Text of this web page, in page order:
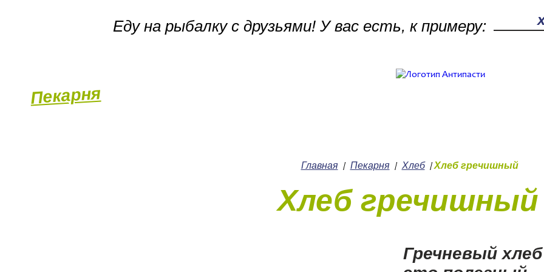
Еду на рыбалку с друзьями! У вас есть, к примеру: Поле
Пекарня
Главная / Пекарня / Хлеб /Хлеб гречишный
Хлеб гречишный
Гречневый